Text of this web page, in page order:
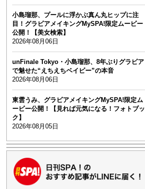
小島瑠那、プールに浮かぶ真ん丸ヒップに注
目！グラビアメイキングMySPA!限定ムービー
公開！【美女検索】
2026年08月06日
unFinale Tokyo・小島瑠那、8年ぶりグラビア
で魅せた“えちえちベイビー”の本音
2026年08月06日
東雲うみ、グラビアメイキングMySPA!限定ム
ービー公開！【見れば元気になる！フォトブッ
ク】
2026年08月05日